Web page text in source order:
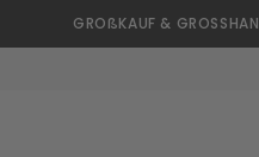
GROßKAUF &